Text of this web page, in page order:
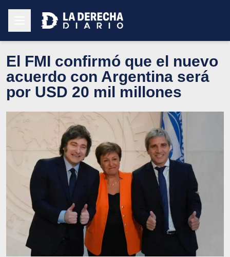
El FMI confirmó que el nuevo
acuerdo con Argentina será
por USD 20 mil millones